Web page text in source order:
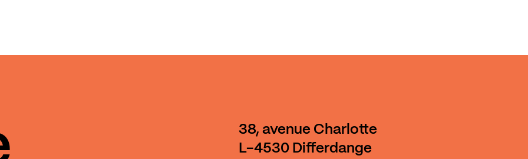
38, avenue Charlotte
L-4530 Differdange